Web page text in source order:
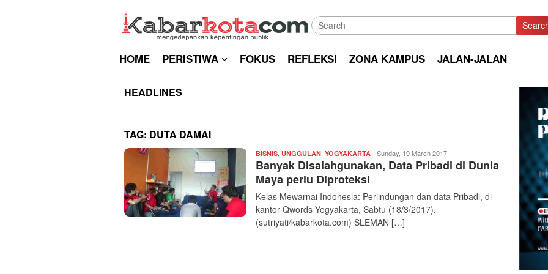
HOME PERISTIWA FOKUS REFLEKSI ZONA KAMPUS JALAN-JALAN
HEADLINES
TAG: DUTA DAMAI
BISNIS UNGGULAN YOGYAKARTA Redaksi
|
kabarkota
Sunday, 19 March 2017
Banyak Disalahgunakan, Data Pribadi di Dunia
Maya perlu Diproteksi
Kelas Mewarnai Indonesia: Perlindungan dan data Pribadi, di
kantor Qwords Yogyakarta, Sabtu (18/3/2017).
(sutriyati/kabarkota.com) SLEMAN […]